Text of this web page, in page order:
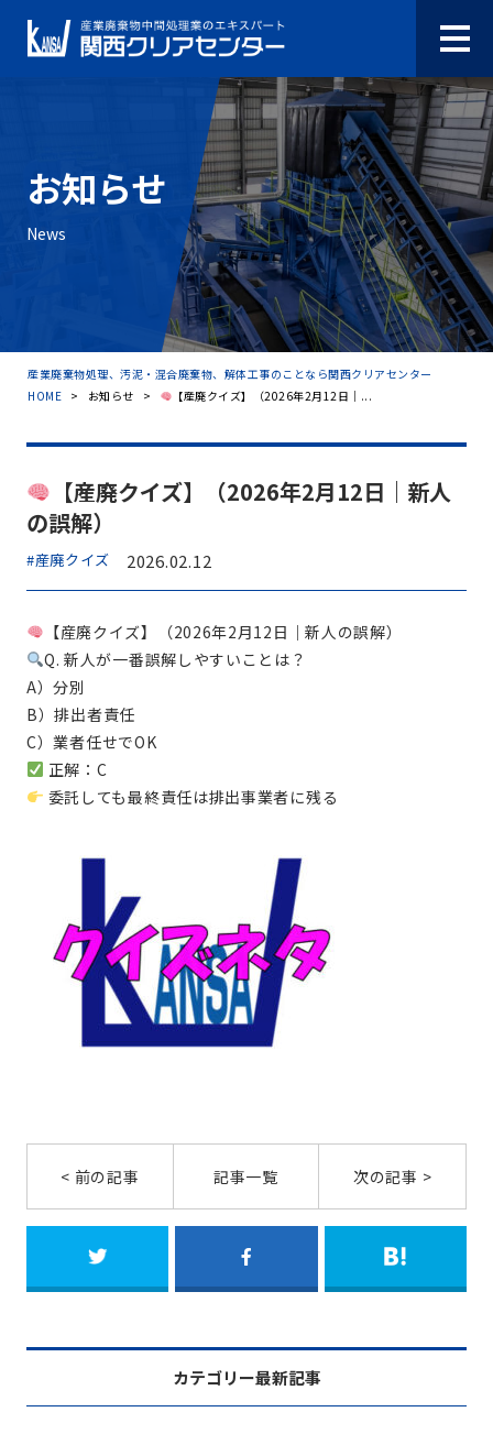
お知らせ
News
産業廃棄物処理、汚泥・混合廃棄物、解体工事のことなら関西クリアセンター
HOME > お知らせ > 【産廃クイズ】（2026年2月12日｜...
【産廃クイズ】（2026年2月12日｜新人
の誤解）
#産廃クイズ 2026.02.12
【産廃クイズ】（2026年2月12日｜新人の誤解）
Q. 新人が一番誤解しやすいことは？
A）分別
B）排出者責任
C）業者任せでOK
正解：C
委託しても最終責任は排出事業者に残る
< 前の記事 記事一覧 次の記事 >
カテゴリー最新記事